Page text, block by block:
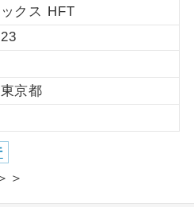
ックス HFT
京都
＞
定でご参加いただけるコースで
にあたり年齢に制限があるコース
空会社が指定なので、ご出発の計
ても便利です。
するホテルを指定したコースで